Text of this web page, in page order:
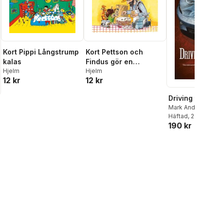
röster:
Kort Pippi Långstrump
kalas
Hjelm
12 kr
Kort Pettson och
Findus gör en
pannkakstårta
Hjelm
12 kr
Driving the
Mark Andrews
Häftad, 2025
190 kr